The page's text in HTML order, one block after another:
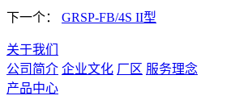
下一个： GRSP-FB/4S II型
关于我们
公司简介 企业文化 厂区 服务理念
产品中心